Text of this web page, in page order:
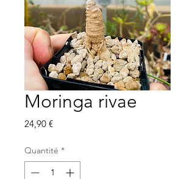
Moringa rivae
24,90 €Prix
Quantité *